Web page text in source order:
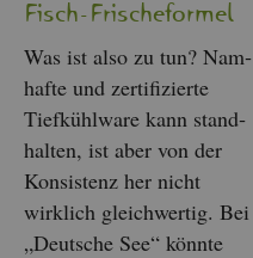
Fisch-Fris­che­for­mel
Was ist also zu tun? Nam­
haf­te und zer­ti­fi­zier­te
Tief­kühl­wa­re kann stand­
hal­ten, ist aber von der
Kon­sis­tenz her nicht
wirk­lich gleich­wer­tig. Bei
„Deut­sche See“ könn­te